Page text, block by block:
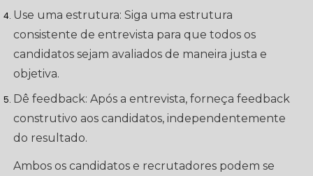
Use uma estrutura: Siga uma estrutura
consistente de entrevista para que todos os
candidatos sejam avaliados de maneira justa e
objetiva.
Dê feedback: Após a entrevista, forneça feedback
construtivo aos candidatos, independentemente
do resultado.
Ambos os candidatos e recrutadores podem se